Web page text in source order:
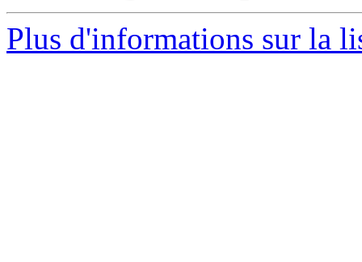
Plus d'informations sur la